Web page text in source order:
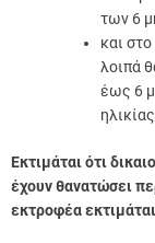
των 6
και
λοιπά
έως 6
Εκτιμάται ότι
έχουν θανατώσει
εκτροφέα